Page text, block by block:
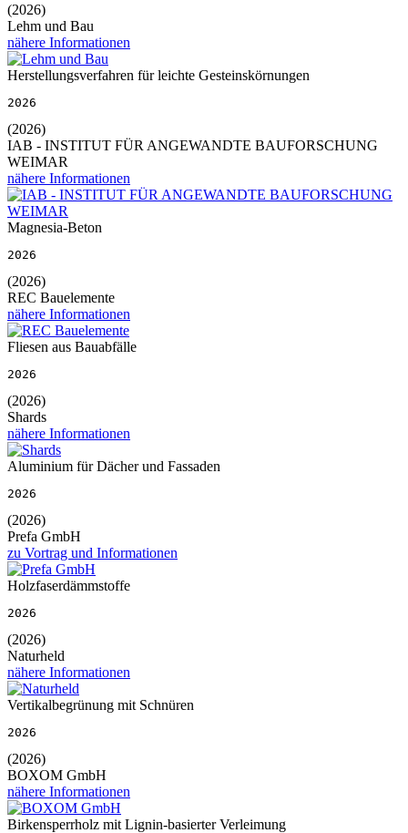
(2026)
Lehm und Bau
nähere Informationen
Herstellungsverfahren für leichte Gesteinskörnungen
2026
(2026)
IAB - INSTITUT FÜR ANGEWANDTE BAUFORSCHUNG
WEIMAR
nähere Informationen
Magnesia-Beton
2026
(2026)
REC Bauelemente
nähere Informationen
Fliesen aus Bauabfälle
2026
(2026)
Shards
nähere Informationen
Aluminium für Dächer und Fassaden
2026
(2026)
Prefa GmbH
zu Vortrag und Informationen
Holzfaserdämmstoffe
2026
(2026)
Naturheld
nähere Informationen
Vertikalbegrünung mit Schnüren
2026
(2026)
BOXOM GmbH
nähere Informationen
Birkensperrholz mit Lignin-basierter Verleimung